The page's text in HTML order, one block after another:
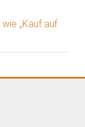
„Kauf auf